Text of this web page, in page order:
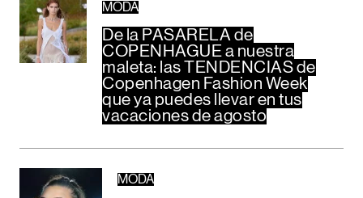
MODA
De la PASARELA de
COPENHAGUE a nuestra
maleta: las TENDENCIAS de
Copenhagen Fashion Week
que ya puedes llevar en tus
vacaciones de agosto
MODA